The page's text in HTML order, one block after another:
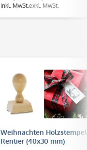
inkl. MwSt. exkl. MwSt.
Weihnachten
Rentier (40x30 mm)